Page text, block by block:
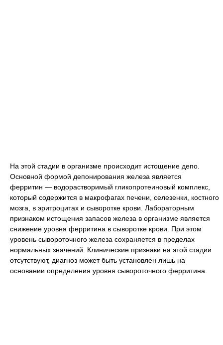
На этой стадии в организме происходит истощение депо.
Основной формой депонирования железа является
ферритин — водорастворимый гликопротеиновый комплекс,
который содержится в макрофагах печени, селезенки, костного
мозга, в эритроцитах и сыворотке крови. Лабораторным
признаком истощения запасов железа в организме является
снижение уровня ферритина в сыворотке крови. При этом
уровень сывороточного железа сохраняется в пределах
нормальных значений. Клинические признаки на этой стадии
отсутствуют, диагноз может быть установлен лишь на
основании определения уровня сывороточного ферритина.